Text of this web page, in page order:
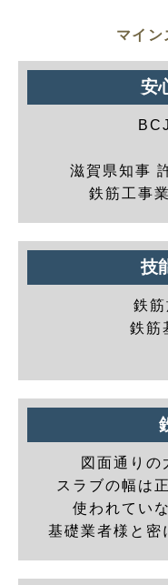
マイン
安
滋賀県知事
鉄筋工事
技
鉄
鉄筋
図面通りの
スラブの幅は
使われてい
基礎業者様と密